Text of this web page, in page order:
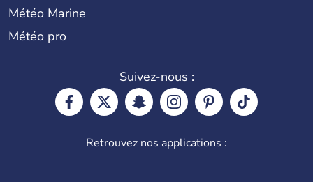
Météo Marine
Météo pro
Suivez-nous :
Retrouvez nos applications :